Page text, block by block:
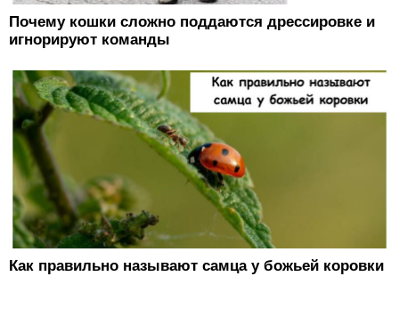
Почему кошки сложно поддаются дрессировке и
игнорируют команды
Как правильно называют самца у божьей коровки